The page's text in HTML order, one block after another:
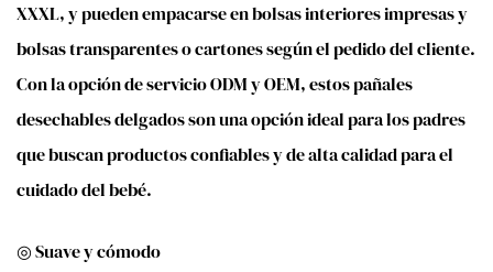
XXXL, y pueden empacarse en bolsas interiores impresas y
bolsas transparentes o cartones según el pedido del cliente.
Con la opción de servicio ODM y OEM, estos pañales
desechables delgados son una opción ideal para los padres
que buscan productos confiables y de alta calidad para el
cuidado del bebé.
◎ Suave y cómodo